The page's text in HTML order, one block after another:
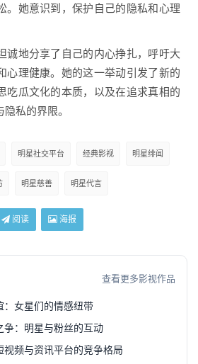
。她意识到，保护自己的隐私和心理
诚地分享了自己的内心挣扎，呼吁大
心理健康。她的这一举动引发了新的
吃瓜文化的本质，以及在追求真相的
私的界限。
明星社交平台 经典影视 明星绯闻
明星慈善 明星代言
阅读 海报
查看更多影视作品
：女星们的情感纽带
争：明星与粉丝的互动
视频与资讯平台的竞争格局